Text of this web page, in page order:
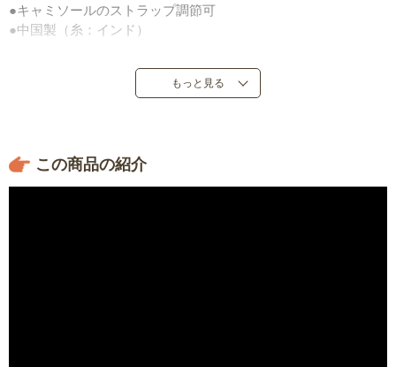
●キャミソールのストラップ調節可
●中国製（糸：インド）
もっと見る
この商品の紹介